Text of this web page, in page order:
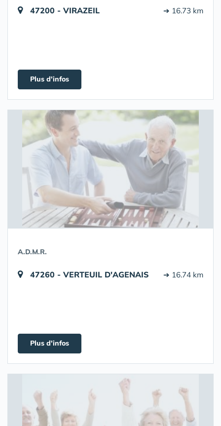
47200 - VIRAZEIL ➔ 16.73 km
Plus d'infos
A.D.M.R.
47260 - VERTEUIL D'AGENAIS ➔ 16.74 km
Plus d'infos